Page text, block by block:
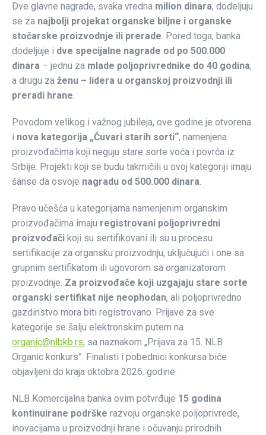
Dve glavne nagrade, svaka vredna milion dinara, dodeljuju
se za najbolji projekat organske biljne i organske
stočarske proizvodnje ili prerade. Pored toga, banka
dodeljuje i dve specijalne nagrade od po 500.000
dinara – jednu za mlade poljoprivrednike do 40 godina,
a drugu za ženu – lidera u organskoj proizvodnji ili
preradi hrane.
Povodom velikog i važnog jubileja, ove godine je otvorena
i nova kategorija „Čuvari starih sorti“, namenjena
proizvođačima koji neguju stare sorte voća i povrća iz
Srbije. Projekti koji se budu takmičili u ovoj kategoriji imaju
šanse da osvoje nagradu od 500.000 dinara.
Pravo učešća u kategorijama namenjenim organskim
proizvođačima imaju registrovani poljoprivredni
proizvođači koji su sertifikovani ili su u procesu
sertifikacije za organsku proizvodnju, uključujući i one sa
grupnim sertifikatom ili ugovorom sa organizatorom
proizvodnje. Za proizvođače koji uzgajaju stare sorte
organski sertifikat nije neophodan, ali poljoprivredno
gazdinstvo mora biti registrovano. Prijave za sve
kategorije se šalju elektronskim putem na
organic@nlbkb.rs, sa naznakom „Prijava za 15. NLB
Organic konkurs”. Finalisti i pobednici konkursa biće
objavljeni do kraja oktobra 2026. godine.
NLB Komercijalna banka ovim potvrđuje 15 godina
kontinuirane podrške razvoju organske poljoprivrede,
inovacijama u proizvodnji hrane i očuvanju prirodnih